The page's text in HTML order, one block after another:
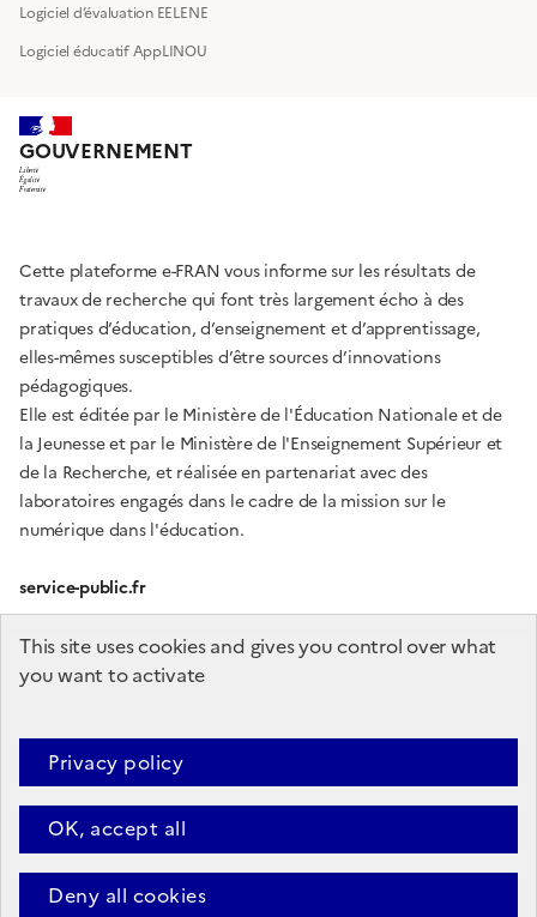
This site uses cookies and gives you control over what
you want to activate
OK, accept all
Deny all cookies
Privacy policy
Logiciel d’évaluation EELENE
Logiciel éducatif AppLINOU
GOUVERNEMENT
Liberté
Égalité
Fraternité
Cette plateforme e-FRAN vous informe sur les résultats de
travaux de recherche qui font très largement écho à des
pratiques d’éducation, d’enseignement et d’apprentissage,
elles-mêmes susceptibles d’être sources d’innovations
pédagogiques.
Elle est éditée par le Ministère de l'Éducation Nationale et de
la Jeunesse et par le Ministère de l'Enseignement Supérieur et
de la Recherche, et réalisée en partenariat avec des
laboratoires engagés dans le cadre de la mission sur le
numérique dans l'éducation.
service-public.fr
gouvernement.fr
education.gouv.fr
Plan du site Accessibilité (partiellement conforme)
légales
Données personnelles
Sauf mention contraire, tous les textes de ce site sont sous